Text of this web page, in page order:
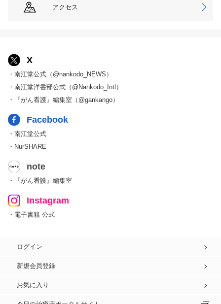
アクセス
X
・南江堂公式（@nankodo_NEWS）
・南江堂洋書部公式（@Nankodo_Intl）
・『がん看護』編集室（@gankango）
Facebook
・南江堂公式
・NurSHARE
note
・『がん看護』編集室
Instagram
・電子書籍 公式
ログイン
新規会員登録
お気に入り